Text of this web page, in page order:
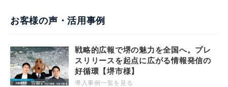
お客様の声・活用事例
戦略的広報で堺の魅力を全国へ。プレ
スリリースを起点に広がる情報発信の
好循環【堺市様】
導入事例一覧を見る